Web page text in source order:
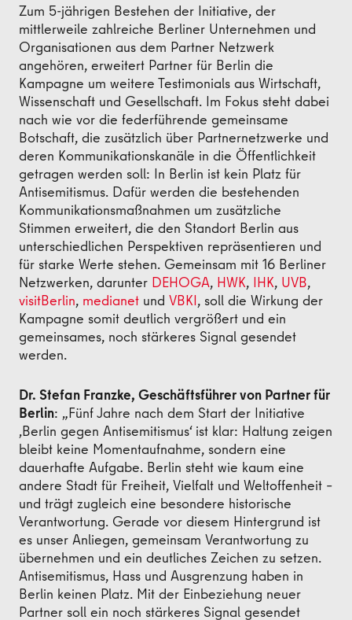
Zum 5-jährigen Bestehen der Initiative, der
mittlerweile zahlreiche Berliner Unternehmen und
Organisationen aus dem Partner Netzwerk
angehören, erweitert Partner für Berlin die
Kampagne um weitere Testimonials aus Wirtschaft,
Wissenschaft und Gesellschaft. Im Fokus steht dabei
nach wie vor die federführende gemeinsame
Botschaft, die zusätzlich über Partnernetzwerke und
deren Kommunikationskanäle in die Öffentlichkeit
getragen werden soll: In Berlin ist kein Platz für
Antisemitismus. Dafür werden die bestehenden
Kommunikationsmaßnahmen um zusätzliche
Stimmen erweitert, die den Standort Berlin aus
unterschiedlichen Perspektiven repräsentieren und
für starke Werte stehen. Gemeinsam mit 16 Berliner
Netzwerken, darunter DEHOGA, HWK, IHK, UVB,
visitBerlin, medianet und VBKI, soll die Wirkung der
Kampagne somit deutlich vergrößert und ein
gemeinsames, noch stärkeres Signal gesendet
werden.
Dr. Stefan Franzke, Geschäftsführer von Partner für
Berlin: „Fünf Jahre nach dem Start der Initiative
‚Berlin gegen Antisemitismus‘ ist klar: Haltung zeigen
bleibt keine Momentaufnahme, sondern eine
dauerhafte Aufgabe. Berlin steht wie kaum eine
andere Stadt für Freiheit, Vielfalt und Weltoffenheit –
und trägt zugleich eine besondere historische
Verantwortung. Gerade vor diesem Hintergrund ist
es unser Anliegen, gemeinsam Verantwortung zu
übernehmen und ein deutliches Zeichen zu setzen.
Antisemitismus, Hass und Ausgrenzung haben in
Berlin keinen Platz. Mit der Einbeziehung neuer
Partner soll ein noch stärkeres Signal gesendet